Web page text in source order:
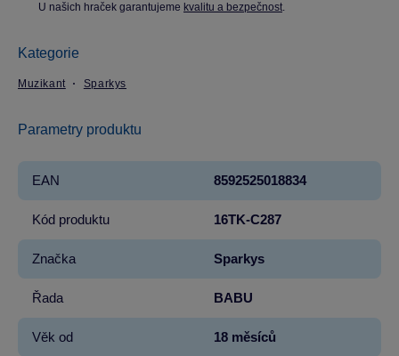
U našich hraček garantujeme kvalitu a bezpečnost.
Kategorie
Muzikant Sparkys
Parametry produktu
EAN 8592525018834
Kód produktu 16TK-C287
Značka Sparkys
Řada BABU
Věk od 18 měsíců